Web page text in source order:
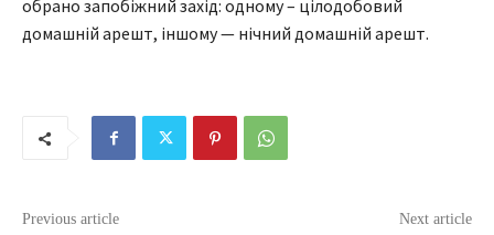
обрано запобіжний захід: одному – цілодобовий
домашній арешт, іншому — нічний домашній арешт.
Previous article Next article